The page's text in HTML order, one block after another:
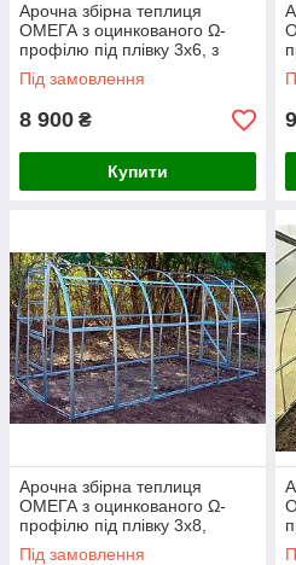
Арочна збірна теплиця
ОМЕГА з оцинкованого Ω-
профілю під плівку 3х6, з
плівкою 120 мкм
Під замовлення
8 900 ₴
Купити
Арочна збірна теплиця
ОМЕГА з оцинкованого Ω-
профілю під плівку 3х8,
каркас без плівки
Під замовлення